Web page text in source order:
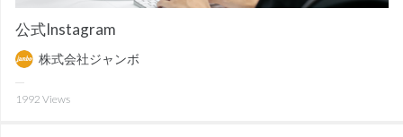
公式Instagram
株式会社ジャンボ
1992 Views